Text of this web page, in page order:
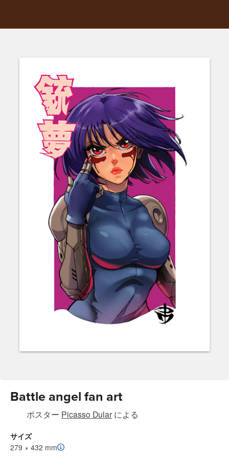
Battle angel fan art
ポスター Picasso Dular による
サイズ
279 × 432 mm